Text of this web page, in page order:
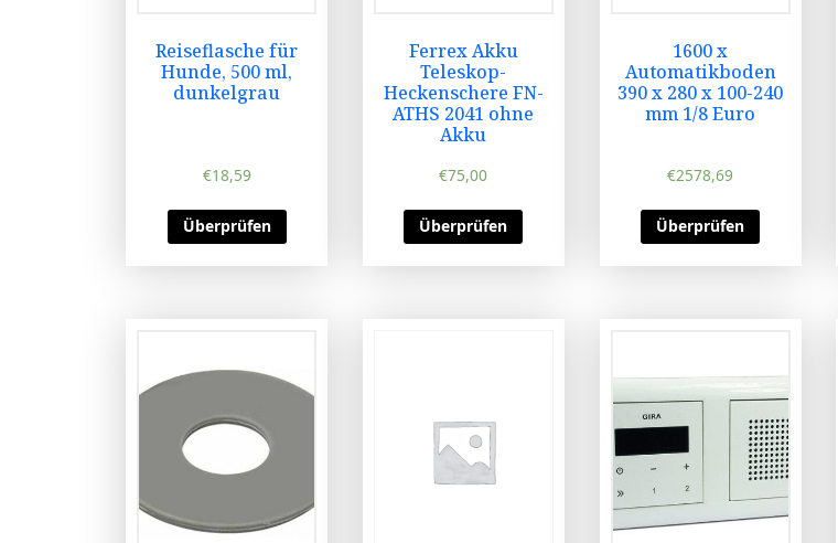
Reiseflasche für
Hunde, 500 ml,
dunkelgrau
€18,59
Überprüfen
Ferrex Akku
Teleskop-
Heckenschere FN-
ATHS 2041 ohne
Akku
€75,00
Überprüfen
1600 x
Automatikboden
390 x 280 x 100-240
mm 1/8 Euro
€2578,69
Überprüfen